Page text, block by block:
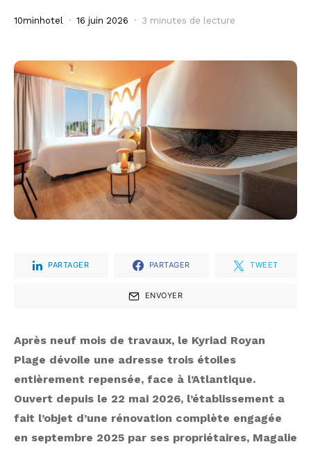
10minhotel 16 juin 2026 3 minutes de lecture
PARTAGER PARTAGER TWEET
ENVOYER
Après neuf mois de travaux, le Kyriad Royan
Plage dévoile une adresse trois étoiles
entièrement repensée, face à l’Atlantique.
Ouvert depuis le 22 mai 2026, l’établissement a
fait l’objet d’une rénovation complète engagée
en septembre 2025 par ses propriétaires, Magalie